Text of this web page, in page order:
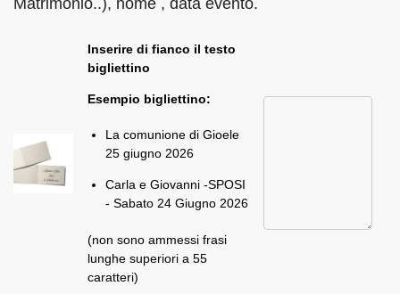
Inserire di fianco il testo
bigliettino
Esempio bigliettino:
La comunione di Gioele
25 giugno 2026
Carla e Giovanni -SPOSI
- Sabato 24 Giugno 2026
(non sono ammessi frasi
lunghe superiori a 55
caratteri)